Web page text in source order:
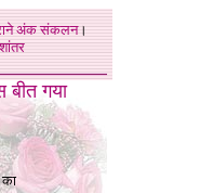
अंक संकलन।
गया